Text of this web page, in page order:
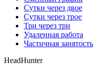
Сутки через двое
Сутки через трое
Три через три
Удаленная работа
Частичная занятость
HeadHunter